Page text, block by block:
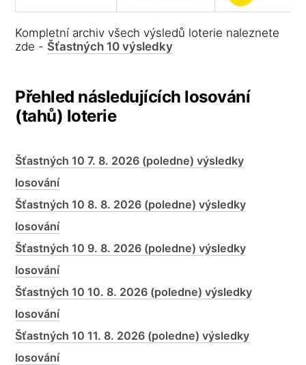
Kompletní archiv všech výsledů loterie naleznete
zde - Šťastných 10 výsledky
Přehled následujících losování
(tahů) loterie
Šťastných 10 7. 8. 2026 (poledne) výsledky
losování
Šťastných 10 8. 8. 2026 (poledne) výsledky
losování
Šťastných 10 9. 8. 2026 (poledne) výsledky
losování
Šťastných 10 10. 8. 2026 (poledne) výsledky
losování
Šťastných 10 11. 8. 2026 (poledne) výsledky
losování